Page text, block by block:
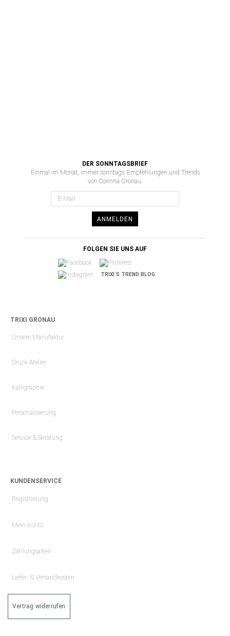
DER SONNTAGSBRIEF
Einmal im Monat, immer sonntags: Empfehlungen und Trends
von Corinna Gronau.
ANMELDEN
FOLGEN SIE UNS AUF
TRIXI´S TREND BLOG
TRIXI GRONAU
Unsere Manufaktur
Druck Atelier
Kalligraphie
Personalisierung
Service & Beratung
KUNDENSERVICE
Registrierung
Mein Konto
Zahlungsarten
Liefer- & Versandkosten
Vertrag widerrufen